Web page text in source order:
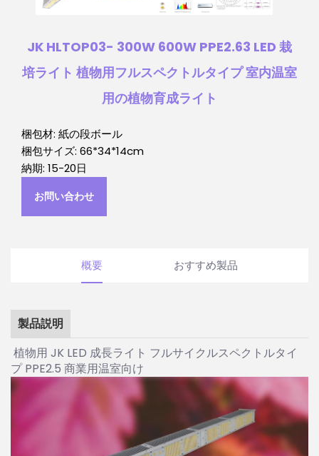
JK HLTOP03- 300W 600W PPE2.63 LED 栽
培ライト 植物用フルスペクトルタイプ 室内温室
用の植物育成ライト
梱包材: 紙の段ボール
梱包サイズ: 66*34*14cm
納期: 15-20日
お問い合わせ
概要 おすすめ製品
製品説明
植物用 JK LED 成長ライト フルサイクルスペクトルタイ
プ PPE2.5 商業用温室向け